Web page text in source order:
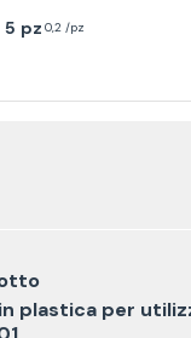
5 0,2 /pz
plastica per